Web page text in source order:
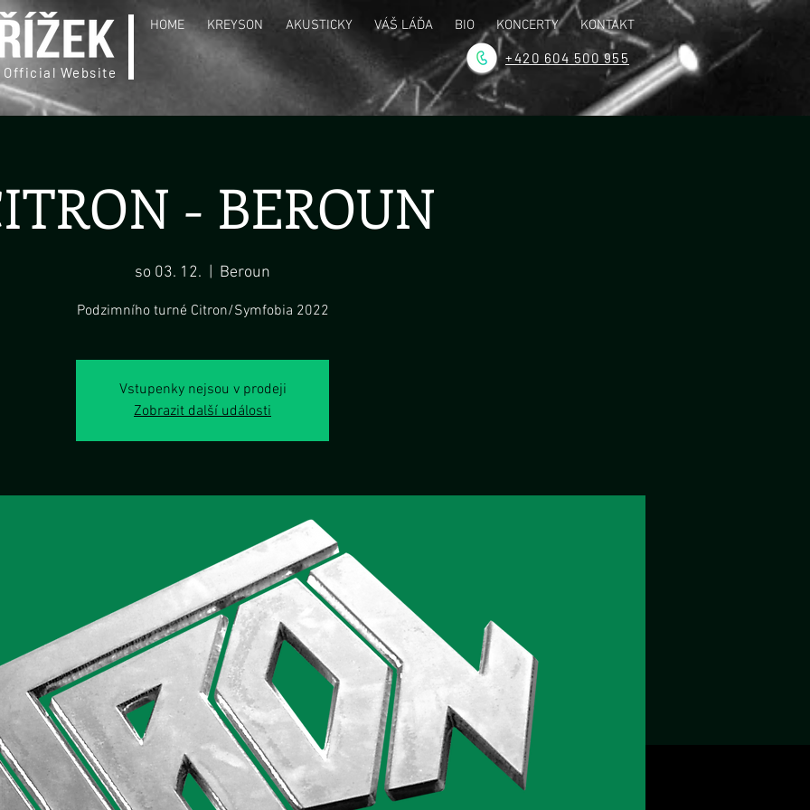
Official Website
HOME KREYSON AKUSTICKY VÁŠ LÁĎA BIO KONCERTY
KONTAKT
+420 604 500 955
- BEROUN
so 03. 12. Beroun
Podzimního turné Citron/Symfobia 2022
Vstupenky nejsou v prodeji
Zobrazit další události